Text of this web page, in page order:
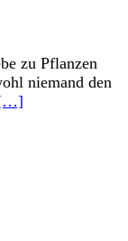
zu Pflanzen
niemand den